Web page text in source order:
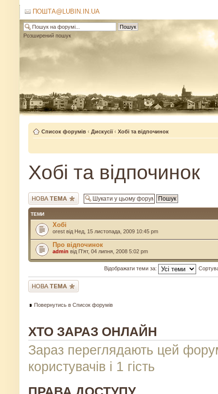
ПОШТА@LUBIN.IN.UA
Розширений пошук
Список форумів ‹ Дискусії ‹ Хобі та відпочинок
Хобі та відпочинок
Створити нову тему
ТЕМИ
Хобі
orest від Нед, 15 листопада, 2009 10:45 pm
Про відпочинок
admin від П'ят, 04 липня, 2008 5:02 pm
Відображати теми за:
Створити нову тему
Повернутись в Список форумів
ХТО ЗАРАЗ ОНЛАЙН
Зараз переглядають цей
користувачів і 1 гість